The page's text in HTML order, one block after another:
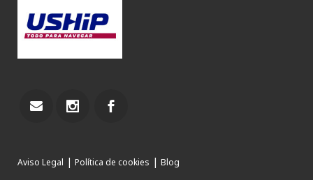
Aviso Legal | Política de cookies | Blog